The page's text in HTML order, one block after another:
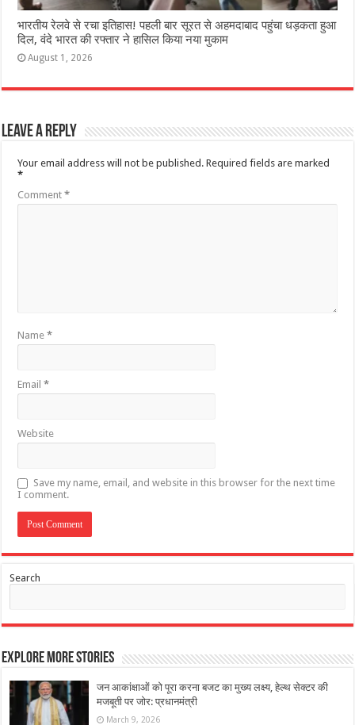
भारतीय रेलवे से रचा इतिहास! पहली बार सूरत से अहमदाबाद पहुंचा धड़कता हुआ
दिल, वंदे भारत की रफ्तार ने हासिल किया नया मुकाम
August 1, 2026
Leave a Reply
Your email address will not be published. Required fields are marked
*
Comment*
Name*
Email*
Website
Save my name, email, and website in this browser for the next time
I comment.
Search
Explore More Stories
जन आकांक्षाओं को पूरा करना बजट का मुख्य लक्ष्य, हेल्थ सेक्टर की
मजबूती पर जोर: प्रधानमंत्री
March 9, 2026